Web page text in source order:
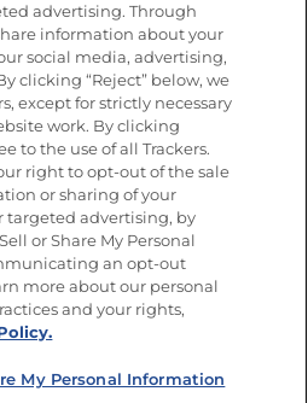
Cocina Goya®
Ofertas Especiales y
REDES SOCIALES
advertising. Through
information about your
social media, advertising,
clicking “Reject” below, we
except for strictly necessary
work. By clicking
to the use of all Trackers.
right to opt-out of the sale
or sharing of your
targeted advertising, by
or Share My Personal
an opt-out
more about our personal
and your rights,
My Personal Information